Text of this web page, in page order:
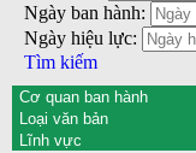
Ngày ban hành:
Ngày hiệu lực:
Tìm kiếm
Cơ quan ban hành
Loại văn bản
Lĩnh vực